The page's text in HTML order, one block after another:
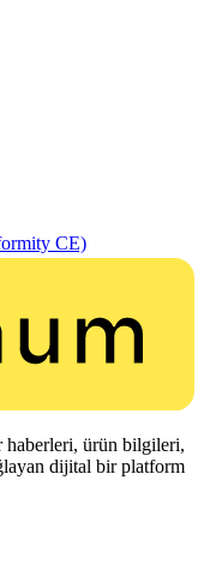
CE)
haberleri, ürün bilgileri,
dijital bir platform